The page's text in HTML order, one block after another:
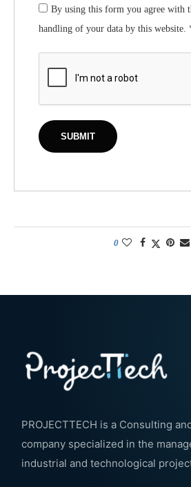
By using this form you agree with
handling of your data by this website.
0
PROJECTTECH is a Consulting
company specialized in the
industrial and technological